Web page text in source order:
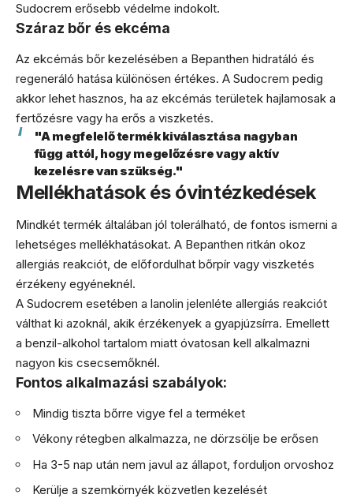
Sudocrem erősebb védelme indokolt.
Száraz bőr és ekcéma
Az ekcémás bőr kezelésében a Bepanthen hidratáló és
regeneráló hatása különösen értékes. A Sudocrem pedig
akkor lehet hasznos, ha az ekcémás területek hajlamosak a
fertőzésre vagy ha erős a viszketés.
"A megfelelő termék kiválasztása nagyban
függ attól, hogy megelőzésre vagy aktív
kezelésre van szükség."
Mellékhatások és óvintézkedések
Mindkét termék általában jól tolerálható, de fontos ismerni a
lehetséges mellékhatásokat. A Bepanthen ritkán okoz
allergiás reakciót, de előfordulhat bőrpír vagy viszketés
érzékeny egyéneknél.
A Sudocrem esetében a lanolin jelenléte allergiás reakciót
válthat ki azoknál, akik érzékenyek a gyapjúzsírra. Emellett
a benzil-alkohol tartalom miatt óvatosan kell alkalmazni
nagyon kis csecsemőknél.
Fontos alkalmazási szabályok:
Mindig tiszta bőrre vigye fel a terméket
Vékony rétegben alkalmazza, ne dörzsölje be erősen
Ha 3-5 nap után nem javul az állapot, forduljon orvoshoz
Kerülje a szemkörnyék közvetlen kezelését